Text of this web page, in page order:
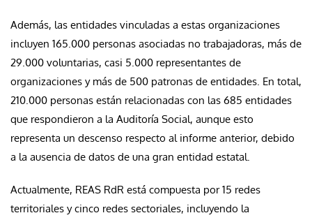
Además, las entidades vinculadas a estas organizaciones
incluyen 165.000 personas asociadas no trabajadoras, más de
29.000 voluntarias, casi 5.000 representantes de
organizaciones y más de 500 patronas de entidades. En total,
210.000 personas están relacionadas con las 685 entidades
que respondieron a la Auditoría Social, aunque esto
representa un descenso respecto al informe anterior, debido
a la ausencia de datos de una gran entidad estatal.
Actualmente, REAS RdR está compuesta por 15 redes
territoriales y cinco redes sectoriales, incluyendo la